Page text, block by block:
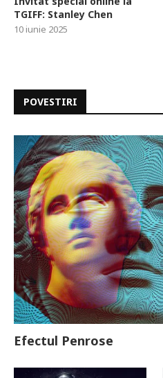
TGIFF: Stanley Chen
10 iunie 2025
POVESTIRI
Efectul Penrose